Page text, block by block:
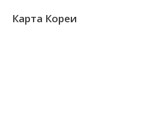
Карта Кореи